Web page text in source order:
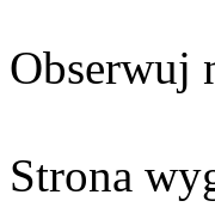
Obserwuj
Strona